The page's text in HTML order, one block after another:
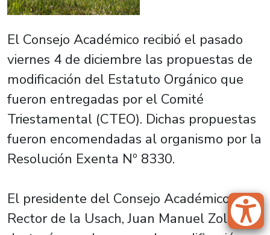
El Consejo Académico recibió el pasado
viernes 4 de diciembre las propuestas de
modificación del Estatuto Orgánico que
fueron entregadas por el Comité
Triestamental (CTEO). Dichas propuestas
fueron encomendadas al organismo por la
Resolución Exenta Nº 8330.
El presidente del Consejo Académico y
Rector de la Usach, Juan Manuel Zolezzi,